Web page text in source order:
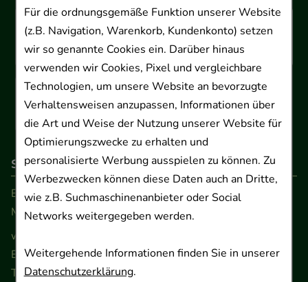
Für die ordnungsgemäße Funktion unserer Website
(z.B. Navigation, Warenkorb, Kundenkonto) setzen
wir so genannte Cookies ein. Darüber hinaus
verwenden wir Cookies, Pixel und vergleichbare
Technologien, um unsere Website an bevorzugte
Verhaltensweisen anzupassen, Informationen über
die Art und Weise der Nutzung unserer Website für
Optimierungszwecke zu erhalten und
personalisierte Werbung ausspielen zu können. Zu
Werbezwecken können diese Daten auch an Dritte,
wie z.B. Suchmaschinenanbieter oder Social
Networks weitergegeben werden.
Weitergehende Informationen finden Sie in unserer
Datenschutzerklärung.
So erreichen Sie uns
Beratung und Kundenservice:
Montag - Freitag von 9.00 bis 17.00 Uhr
www.ApoSalis.de
Ernst-August-Platz 2 · 30159 Hannover
Telefon 0511 89 71 80 0 · Fax 0511 89 71 80 11